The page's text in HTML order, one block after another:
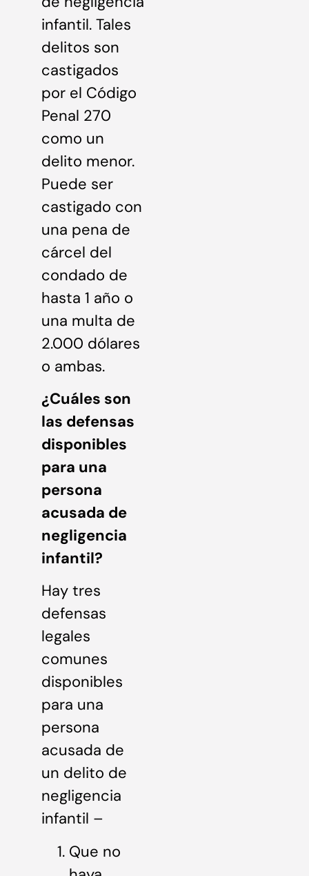
infantil. Tales
delitos son
castigados
por el Código
Penal 270
como un
delito menor.
Puede ser
castigado con
una pena de
cárcel del
condado de
hasta 1 año o
una multa de
2.000 dólares
o ambas.
¿Cuáles son
las defensas
disponibles
para una
persona
acusada de
negligencia
infantil?
Hay tres
defensas
legales
comunes
disponibles
para una
persona
acusada de
un delito de
negligencia
infantil –
Que no